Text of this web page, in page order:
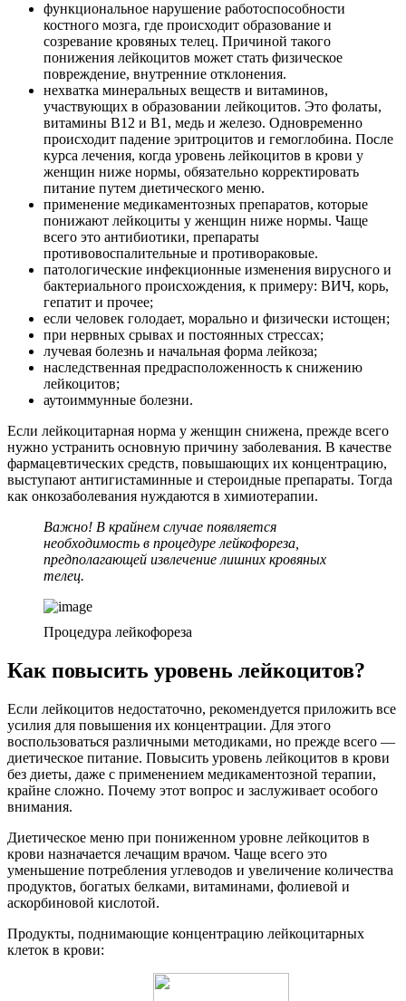
функциональное нарушение работоспособности
костного мозга, где происходит образование и
созревание кровяных телец. Причиной такого
понижения лейкоцитов может стать физическое
повреждение, внутренние отклонения.
нехватка минеральных веществ и витаминов,
участвующих в образовании лейкоцитов. Это фолаты,
витамины В12 и В1, медь и железо. Одновременно
происходит падение эритроцитов и гемоглобина. После
курса лечения, когда уровень лейкоцитов в крови у
женщин ниже нормы, обязательно корректировать
питание путем диетического меню.
применение медикаментозных препаратов, которые
понижают лейкоциты у женщин ниже нормы. Чаще
всего это антибиотики, препараты
противовоспалительные и противораковые.
патологические инфекционные изменения вирусного и
бактериального происхождения, к примеру: ВИЧ, корь,
гепатит и прочее;
если человек голодает, морально и физически истощен;
при нервных срывах и постоянных стрессах;
лучевая болезнь и начальная форма лейкоза;
наследственная предрасположенность к снижению
лейкоцитов;
аутоиммунные болезни.
Если лейкоцитарная норма у женщин снижена, прежде всего
нужно устранить основную причину заболевания. В качестве
фармацевтических средств, повышающих их концентрацию,
выступают антигистаминные и стероидные препараты. Тогда
как онкозаболевания нуждаются в химиотерапии.
Важно! В крайнем случае появляется
необходимость в процедуре лейкофореза,
предполагающей извлечение лишних кровяных
телец.
Процедура лейкофореза
Как повысить уровень лейкоцитов?
Если лейкоцитов недостаточно, рекомендуется приложить все
усилия для повышения их концентрации. Для этого
воспользоваться различными методиками, но прежде всего —
диетическое питание. Повысить уровень лейкоцитов в крови
без диеты, даже с применением медикаментозной терапии,
крайне сложно. Почему этот вопрос и заслуживает особого
внимания.
Диетическое меню при пониженном уровне лейкоцитов в
крови назначается лечащим врачом. Чаще всего это
уменьшение потребления углеводов и увеличение количества
продуктов, богатых белками, витаминами, фолиевой и
аскорбиновой кислотой.
Продукты, поднимающие концентрацию лейкоцитарных
клеток в крови: